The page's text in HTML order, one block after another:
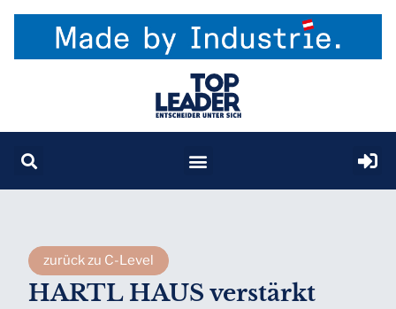
zurück zu C-Level
HARTL HAUS verstärkt